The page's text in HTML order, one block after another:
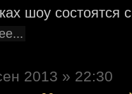
шоу состоятся
2013 » 22:30